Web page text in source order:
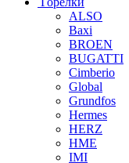
ALSO
Baxi
BROEN
BUGATTI
Cimberio
Global
Grundfos
Hermes
HERZ
HME
IMI